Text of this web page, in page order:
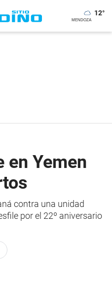
12°
en Yemen
contra una unidad
por el 22º aniversario